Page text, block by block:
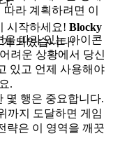
시작하세요! Blocky
되었습니다!
라 계획하려면 이
따라 있는 아이콘
려운 상황에서 당신
있고 언제 사용해야
.
몇 행은 중요합니다.
까지 도달하면 게임
략은 이 영역을 깨끗